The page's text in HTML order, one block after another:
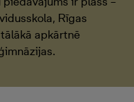
Rīgas
apkārtnē